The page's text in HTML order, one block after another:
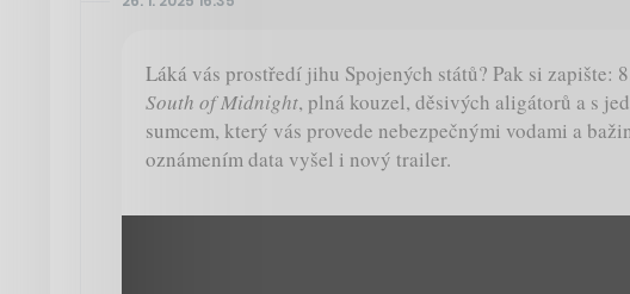
Láká vás prostředí jihu Spojených států? Pak si zapište:
South of Midnight, plná kouzel, děsivých aligátorů a s
sumcem, který vás provede nebezpečnými vodami a
oznámením data vyšel i nový trailer.